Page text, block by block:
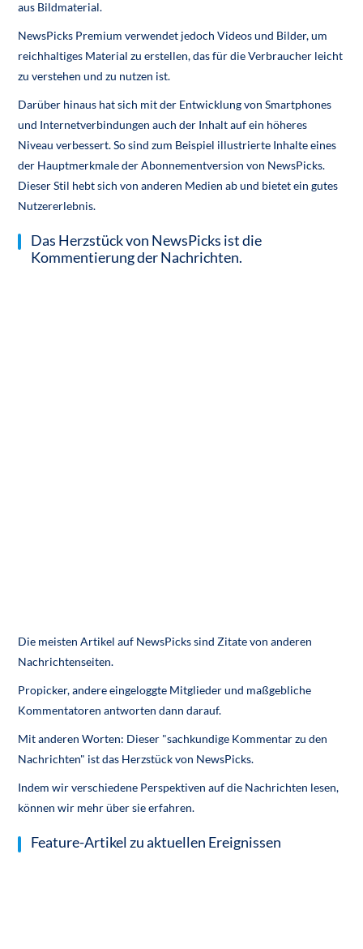
aus Bildmaterial.
NewsPicks Premium verwendet jedoch Videos und Bilder, um
reichhaltiges Material zu erstellen, das für die Verbraucher leicht
zu verstehen und zu nutzen ist.
Darüber hinaus hat sich mit der Entwicklung von Smartphones
und Internetverbindungen auch der Inhalt auf ein höheres
Niveau verbessert. So sind zum Beispiel illustrierte Inhalte eines
der Hauptmerkmale der Abonnementversion von NewsPicks.
Dieser Stil hebt sich von anderen Medien ab und bietet ein gutes
Nutzererlebnis.
Das Herzstück von NewsPicks ist die
Kommentierung der Nachrichten.
Die meisten Artikel auf NewsPicks sind Zitate von anderen
Nachrichtenseiten.
Propicker, andere eingeloggte Mitglieder und maßgebliche
Kommentatoren antworten dann darauf.
Mit anderen Worten: Dieser "sachkundige Kommentar zu den
Nachrichten" ist das Herzstück von NewsPicks.
Indem wir verschiedene Perspektiven auf die Nachrichten lesen,
können wir mehr über sie erfahren.
Feature-Artikel zu aktuellen Ereignissen